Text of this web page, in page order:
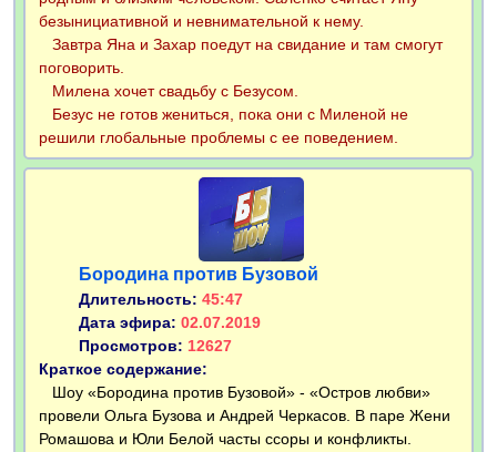
безынициативной и невнимательной к нему.
Завтра Яна и Захар поедут на свидание и там смогут
поговорить.
Милена хочет свадьбу с Безусом.
Безус не готов жениться, пока они с Миленой не
решили глобальные проблемы с ее поведением.
Бородина против Бузовой
Длительность: 45:47
Дата эфира: 02.07.2019
Просмотров: 12627
Краткое содержание:
Шоу «Бородина против Бузовой» - «Остров любви»
провели Ольга Бузова и Андрей Черкасов. В паре Жени
Ромашова и Юли Белой часты ссоры и конфликты.